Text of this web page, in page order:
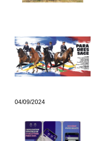
04/09/2024